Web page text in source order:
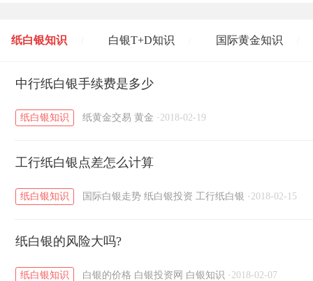
纸白银知识 白银T+D知识 国际黄金知识
黄金T+D知识 / 粤贵银知识
中行纸白银手续费是多少
纸白银知识 纸黄金交易 黄金 · 2018-02-19
工行纸白银点差怎么计算
纸白银知识 国际白银走势 纸白银投资 工行纸白银 · 2018-02-15
纸白银的风险大吗?
纸白银知识 白银的价格 白银投资网 白银知识 · 2018-02-07